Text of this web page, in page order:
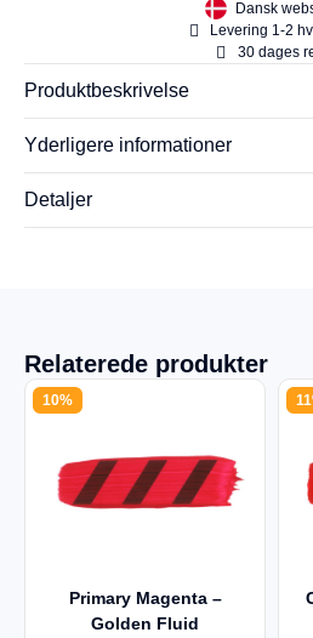
Dansk
Levering 1-2
30 dages
Produktbeskrivelse
Yderligere informationer
Detaljer
Relaterede produkter
10%
Primary Magenta –
Golden Fluid